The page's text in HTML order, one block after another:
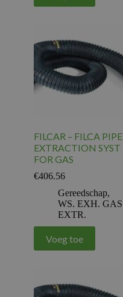
FILCAR – FILCA PIPE
EXTRACTION SYST
FOR GAS
€406.56
Gereedschap,
WS. EXH. GAS
EXTR.
Voeg toe